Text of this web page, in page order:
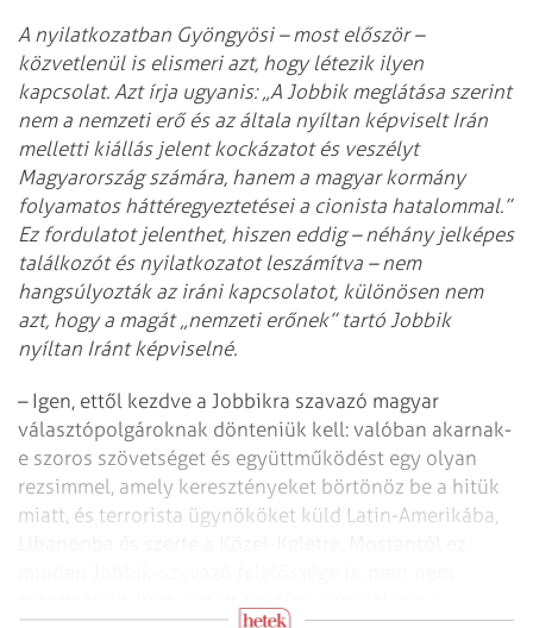
A nyilatkozatban Gyöngyösi – most először –
közvetlenül is elismeri azt, hogy létezik ilyen
kapcsolat. Azt írja ugyanis: „A Jobbik meglátása szerint
nem a nemzeti erő és az általa nyíltan képviselt Irán
melletti kiállás jelent kockázatot és veszélyt
Magyarország számára, hanem a magyar kormány
folyamatos háttér­egyeztetései a cionista hatalommal.”
Ez fordulatot jelenthet, hiszen eddig – néhány jelképes
találkozót és nyilatkozatot leszámítva – nem
hangsúlyozták az iráni kapcsolatot, különösen nem
azt, hogy a magát „nemzeti erőnek” tartó Jobbik
nyíltan Iránt képviselné.
– Igen, ettől kezdve a Jobbikra szavazó magyar
választópolgároknak dönteniük kell: valóban akarnak-
e szoros szövetséget és együttműködést egy olyan
rezsimmel, amely keresztényeket börtönöz be a hitük
miatt, és terrorista ügy­nököket küld Latin-Amerikába,